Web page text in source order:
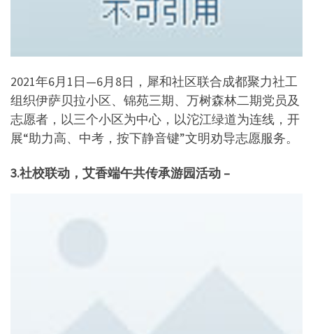
2021年6月1日—6月8日，犀和社区联合成都聚力社工
组织伊萨贝拉小区、锦苑三期、万树森林二期党员及
志愿者，以三个小区为中心，以沱江绿道为连线，开
展“助力高、中考，按下静音键”文明劝导志愿服务。
3.社校联动，艾香端午共传承游园活动 –